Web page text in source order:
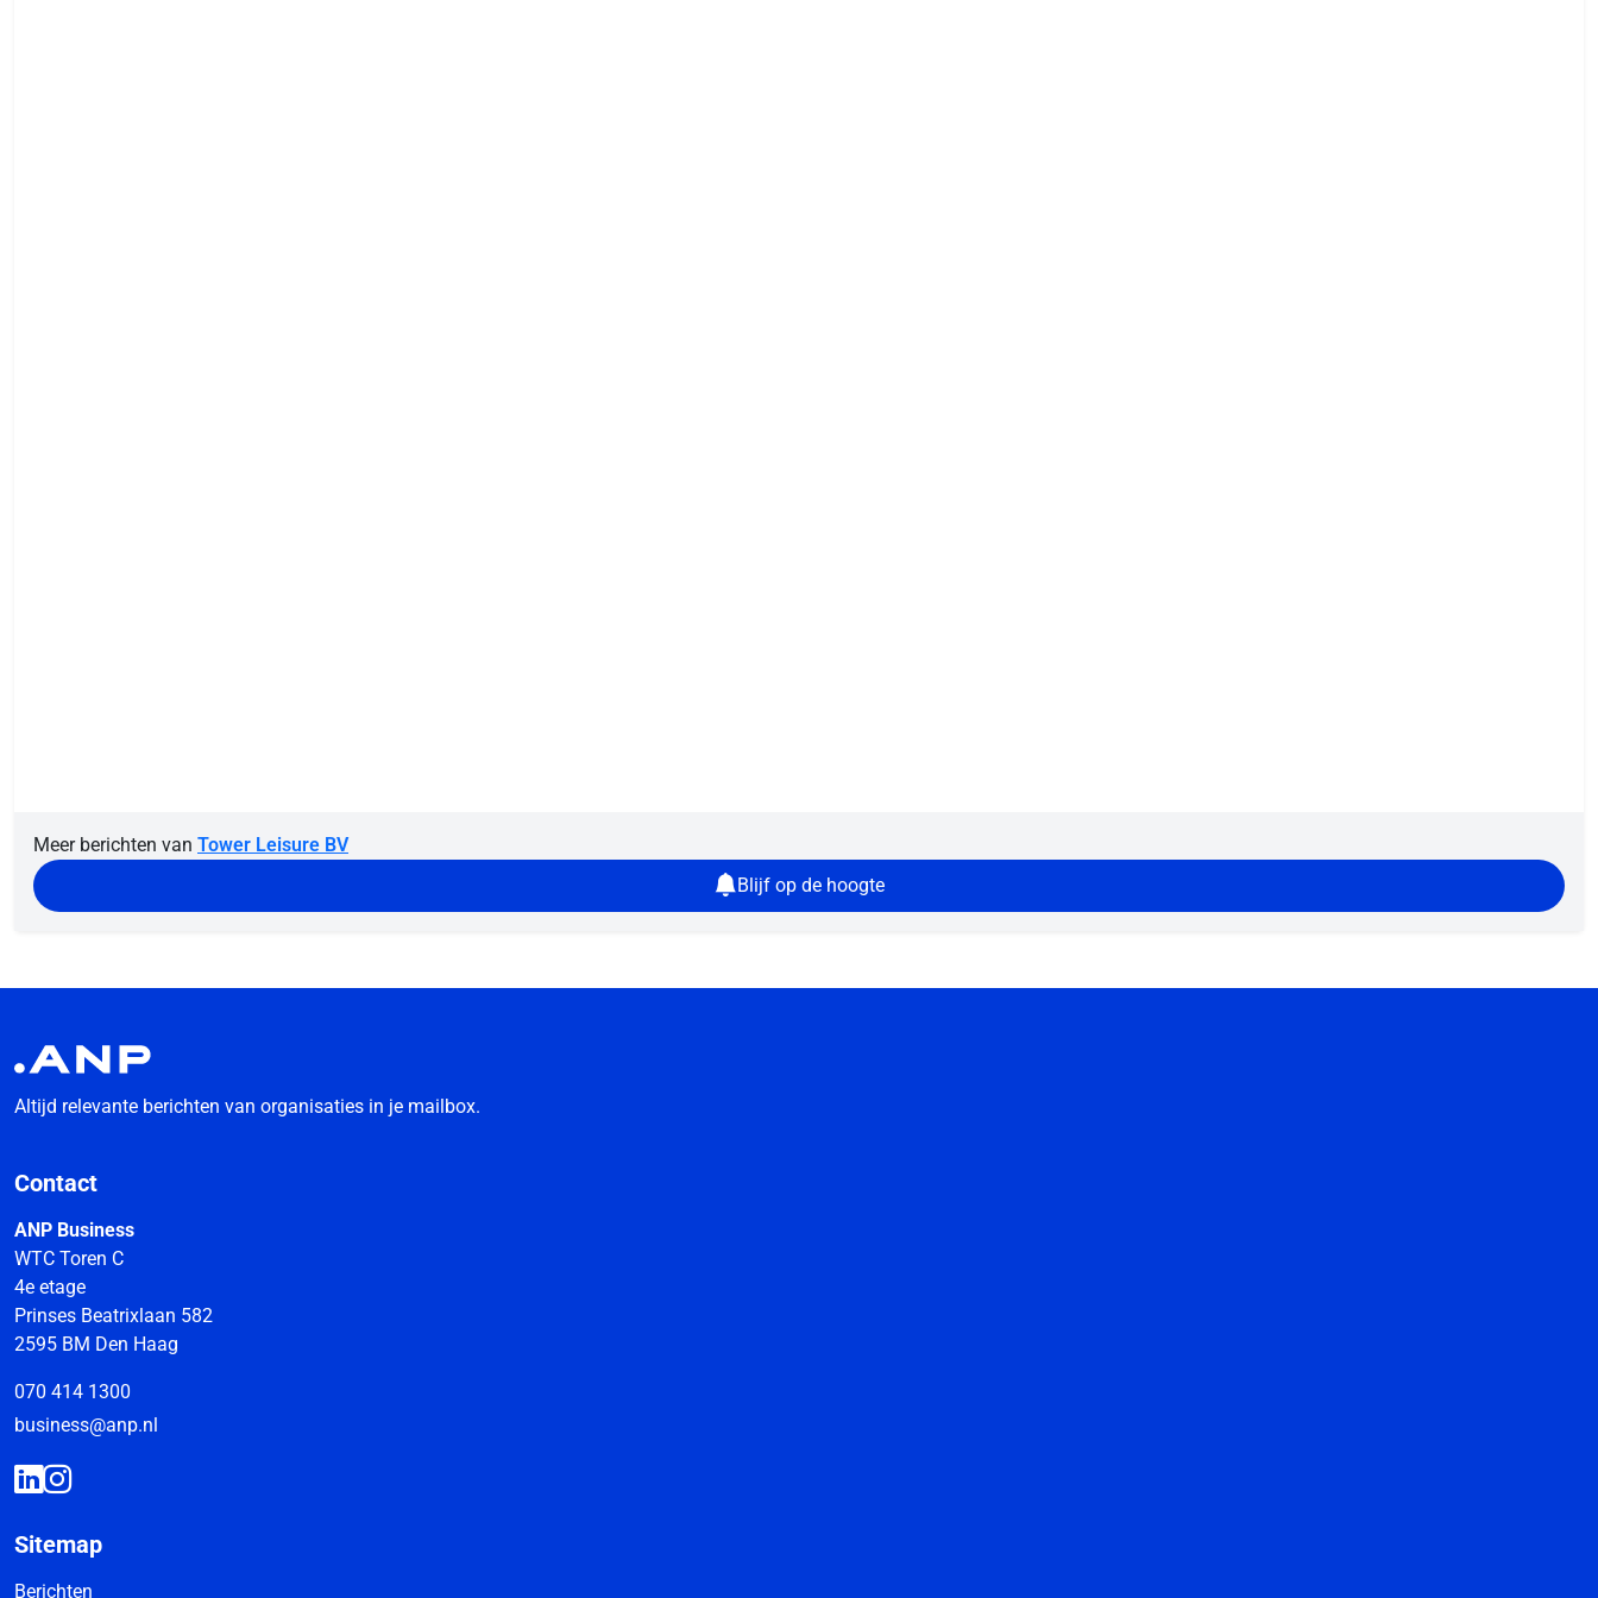
Meer berichten van Tower Leisure BV
Blijf op de hoogte
Altijd relevante berichten van organisaties in je mailbox.
Contact
ANP Business
WTC Toren C
4e etage
Prinses Beatrixlaan 582
2595 BM Den Haag
070 414 1300
business@anp.nl
Sitemap
Berichten